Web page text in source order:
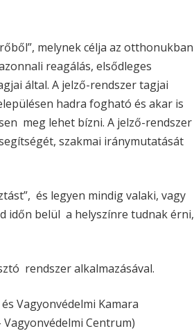
melynek célja az otthonukban
reagálás, elsődleges
által. A jelző-rendszer tagjai
hadra fogható és akar is
meg lehet bízni. A jelző-rendszer
szakmai iránymutatását
és legyen mindig valaki, vagy
időn belül a helyszínre tudnak érni,
rendszer alkalmazásával.
Vagyonvédelmi Kamara
Centrum)